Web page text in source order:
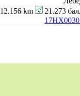
12.156 km
21.273